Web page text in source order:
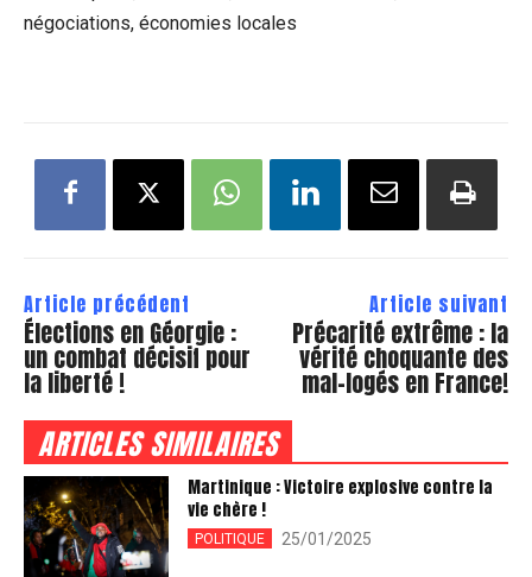
négociations, économies locales
Article précédent
Élections en Géorgie :
un combat décisif pour
la liberté !
Article suivant
Précarité extrême : la
vérité choquante des
mal-logés en France!
ARTICLES SIMILAIRES
Martinique : Victoire explosive contre la
vie chère !
POLITIQUE 25/01/2025